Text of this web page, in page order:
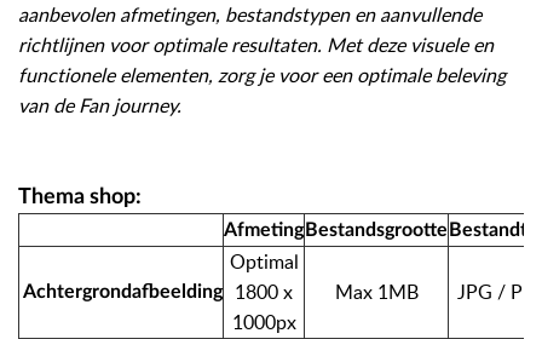
aanbevolen afmetingen, bestandstypen en aanvullende
richtlijnen voor optimale resultaten. Met deze visuele en
functionele elementen, zorg je voor een optimale beleving
van de Fan journey.
Thema shop:
Afmeting Bestandsgrootte
Achtergrondafbeelding
Optimal
1800 x
1000px
Max 1MB JPG /